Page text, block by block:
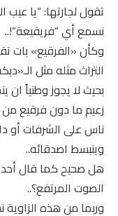
تقول لجارتها: “يا عيب
نسمع أي “فريقيعة”!..
وكأن «الفرقيع» بات
التراث مثله مثل
بحيث لا يجوز وطنياً
زعيم ما دون فرقيع
ناس على الشرفات أو
وينبسط اصدقائه..
هل صحيح كما قال
الصوت المرتفع؟..
وربما من هذه